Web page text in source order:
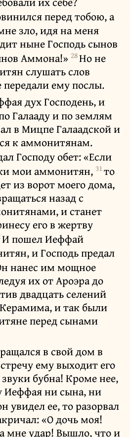
перед тобою, а
зло, идя на меня
ныне Господь сынов
Аммона!» 28Но не
слушать слов
ему послы.
дух Господень, и
Галааду и по землям
в Мицпе Галаадской и
к аммонитянам.
Господу обет: «Если
мои аммонитян, 31то
из ворот моего дома,
назад с
и станет
его в жертву
И пошел Иеффай
и Господь предал
нанес им мощное
их от Ароэра до
двадцать селений
и так были
перед сынами
в свой дом в
ему выходит его
бубна! Кроме нее,
Иеффая ни сына, ни
увидел ее, то разорвал
«О дочь моя!
мне удар! Вышло, что и